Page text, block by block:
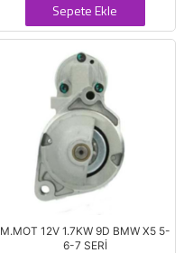
Sepete Ekle
M.MOT 12V 1.7KW 9D BMW X5 5-
6-7 SERİ